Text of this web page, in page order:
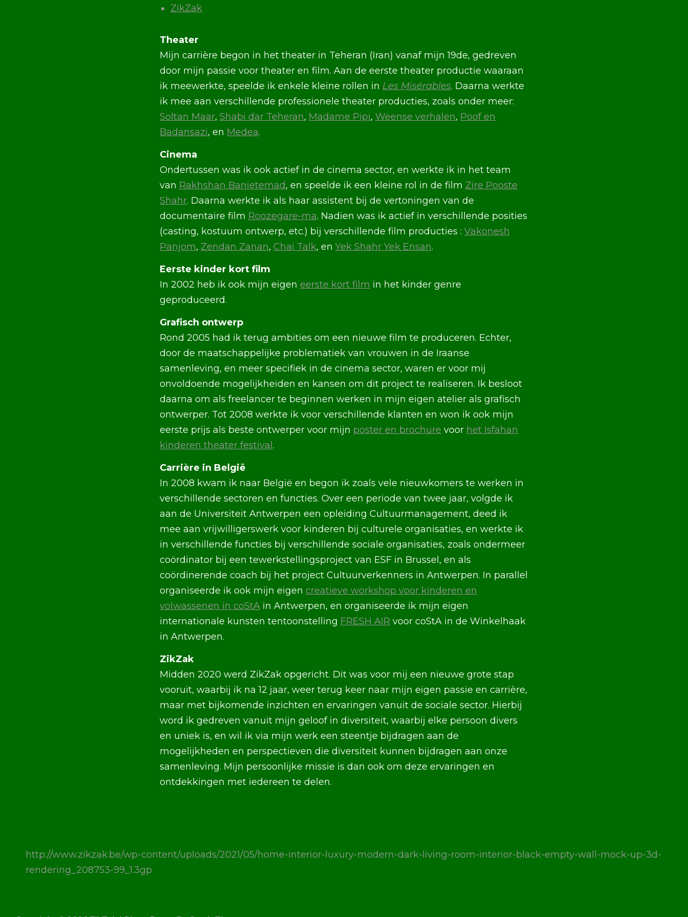
ZikZak
Theater
Mijn carrière begon in het theater in Teheran (Iran) vanaf mijn 19de, gedreven
door mijn passie voor theater en film. Aan de eerste theater productie waaraan
ik meewerkte, speelde ik enkele kleine rollen in Les Misérables. Daarna werkte
ik mee aan verschillende professionele theater producties, zoals onder meer:
Soltan Maar, Shabi dar Teheran, Madame Pipi, Weense verhalen, Poof en
Badansazi, en Medea.
Cinema
Ondertussen was ik ook actief in de cinema sector, en werkte ik in het team
van Rakhshan Banietemad, en speelde ik een kleine rol in de film Zire Pooste
Shahr. Daarna werkte ik als haar assistent bij de vertoningen van de
documentaire film Roozegare-ma. Nadien was ik actief in verschillende posities
(casting, kostuum ontwerp, etc.) bij verschillende film producties : Vakonesh
Panjom, Zendan Zanan, Chai Talk, en Yek Shahr Yek Ensan.
Eerste kinder kort film
In 2002 heb ik ook mijn eigen eerste kort film in het kinder genre
geproduceerd.
Grafisch ontwerp
Rond 2005 had ik terug ambities om een nieuwe film te produceren. Echter,
door de maatschappelijke problematiek van vrouwen in de Iraanse
samenleving, en meer specifiek in de cinema sector, waren er voor mij
onvoldoende mogelijkheiden en kansen om dit project te realiseren. Ik besloot
daarna om als freelancer te beginnen werken in mijn eigen atelier als grafisch
ontwerper. Tot 2008 werkte ik voor verschillende klanten en won ik ook mijn
eerste prijs als beste ontwerper voor mijn poster en brochure voor het Isfahan
kinderen theater festival.
Carrière in België
In 2008 kwam ik naar België en begon ik zoals vele nieuwkomers te werken in
verschillende sectoren en functies. Over een periode van twee jaar, volgde ik
aan de Universiteit Antwerpen een opleiding Cultuurmanagement, deed ik
mee aan vrijwilligerswerk voor kinderen bij culturele organisaties, en werkte ik
in verschillende functies bij verschillende sociale organisaties, zoals ondermeer
coördinator bij een tewerkstellingsproject van ESF in Brussel, en als
coördinerende coach bij het project Cultuurverkenners in Antwerpen. In parallel
organiseerde ik ook mijn eigen creatieve workshop voor kinderen en
volwassenen in coStA in Antwerpen, en organiseerde ik mijn eigen
internationale kunsten tentoonstelling FRESH AIR voor coStA in de Winkelhaak
in Antwerpen.
ZikZak
Midden 2020 werd ZikZak opgericht. Dit was voor mij een nieuwe grote stap
vooruit, waarbij ik na 12 jaar, weer terug keer naar mijn eigen passie en carrière,
maar met bijkomende inzichten en ervaringen vanuit de sociale sector. Hierbij
word ik gedreven vanuit mijn geloof in diversiteit, waarbij elke persoon divers
en uniek is, en wil ik via mijn werk een steentje bijdragen aan de
mogelijkheden en perspectieven die diversiteit kunnen bijdragen aan onze
samenleving. Mijn persoonlijke missie is dan ook om deze ervaringen en
ontdekkingen met iedereen te delen.
http://www.zikzak.be/wp-content/uploads/2021/05/home-interior-luxury-modern-dark-living-room-interior-black-empty-wall-mock-up-3d-
rendering_208753-99_1.3gp